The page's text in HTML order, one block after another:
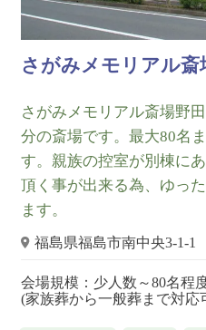
さがみメモリアル斎
さがみメモリアル斎場野
分の斎場です。最大80名
す。親族の控室が別棟に
頂く事が出来る為、ゆっ
ます。
福島県福島市南中央3-1-1
会場規模：少人数～80名程
(家族葬から一般葬まで対応